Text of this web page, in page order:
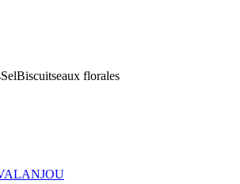
SelBiscuitseaux florales